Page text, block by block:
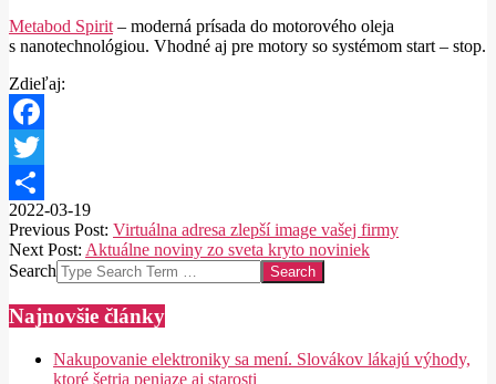
Metabod Spirit – moderná prísada do motorového oleja
s nanotechnológiou. Vhodné aj pre motory so systémom start – stop.
Zdieľaj:
Facebook
Twitter
Share
2022-03-19
Previous Post: Virtuálna adresa zlepší image vašej firmy
Next Post: Aktuálne noviny zo sveta kryto noviniek
Search
Najnovšie články
Nakupovanie elektroniky sa mení. Slovákov lákajú výhody,
ktoré šetria peniaze aj starosti